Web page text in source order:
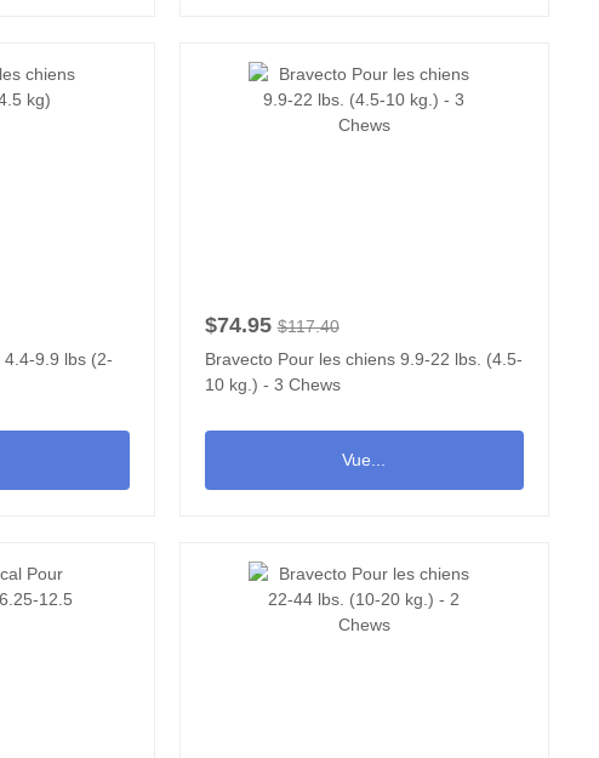
4.4-9.9 lbs (2-
$74.95 $117.40
Bravecto Pour les chiens 9.9-22 lbs. (4.5-
10 kg.) - 3 Chews
Vue...